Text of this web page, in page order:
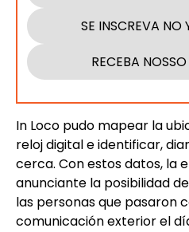
SE INSCREVA NO
RECEBA
In Loco pudo mapear la
reloj digital e identificar,
cerca. Con estos datos, la
anunciante la posibilidad
las personas que pasaron
comunicación exterior el